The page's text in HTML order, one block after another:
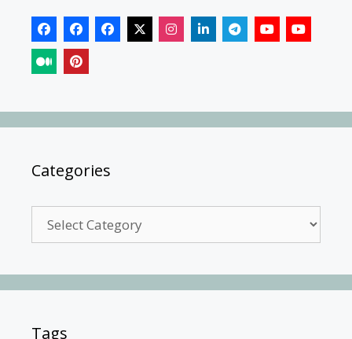
Categories
Tags